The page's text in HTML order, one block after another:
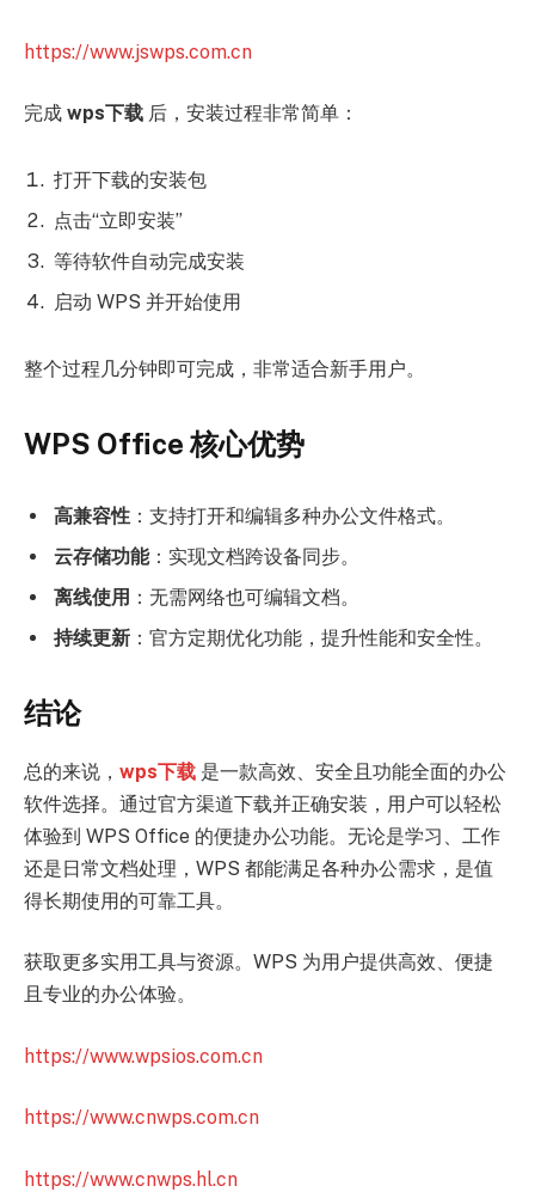
https://www.jswps.com.cn
完成 wps下载 后，安装过程非常简单：
打开下载的安装包
点击“立即安装”
等待软件自动完成安装
启动 WPS 并开始使用
整个过程几分钟即可完成，非常适合新手用户。
WPS Office 核心优势
高兼容性 ：支持打开和编辑多种办公文件格式。
云存储功能：实现文档跨设备同步。
离线使用 ：无需网络也可编辑文档。
持续更新 ：官方定期优化功能，提升性能和安全性。
结论
总的来说， wps下载 是一款高效、安全且功能全面的办公
软件选择。通过官方渠道下载并正确安装，用户可以轻松
体验到 WPS Office 的便捷办公功能。无论是学习、工作
还是日常文档处理，WPS 都能满足各种办公需求，是值
得长期使用的可靠工具。
获取更多实用工具与资源。WPS 为用户提供高效、便捷
且专业的办公体验。
https://www.wpsios.com.cn
https://www.cnwps.com.cn
https://www.cnwps.hl.cn